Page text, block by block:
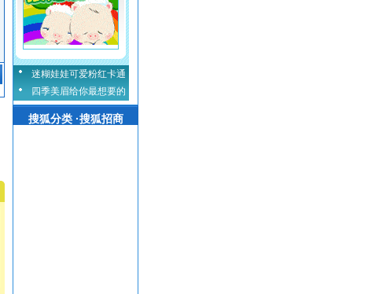
迷糊娃娃可爱粉红卡通
四季美眉给你最想要的
搜狐分类 ·搜狐招商